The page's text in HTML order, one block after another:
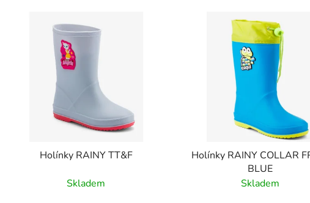
Holínky RAINY TT&F
Skladem
Holínky RAINY COLLAR
BLUE
Skladem